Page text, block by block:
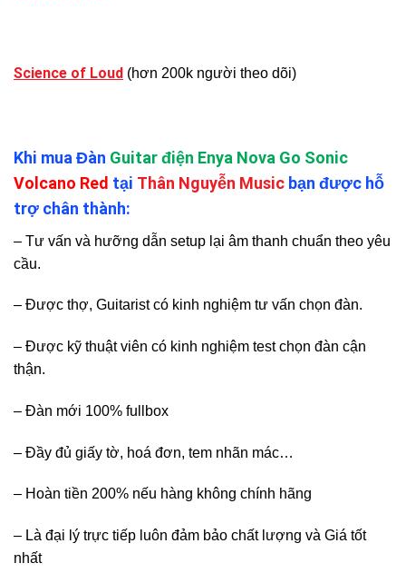
Science of Loud (hơn 200k người theo dõi)
Khi mua Đàn Guitar điện Enya Nova Go Sonic
Volcano Red tại Thân Nguyễn Music bạn được hỗ
trợ chân thành:
– Tư vấn và hưỡng dẫn setup lại âm thanh chuẩn theo yêu
cầu.
– Được thợ, Guitarist có kinh nghiệm tư vấn chọn đàn.
– Được kỹ thuật viên có kinh nghiệm test chọn đàn cận
thận.
– Đàn mới 100% fullbox
– Đầy đủ giấy tờ, hoá đơn, tem nhãn mác…
– Hoàn tiền 200% nếu hàng không chính hãng
– Là đại lý trực tiếp luôn đảm bảo chất lượng và Giá tốt
nhất